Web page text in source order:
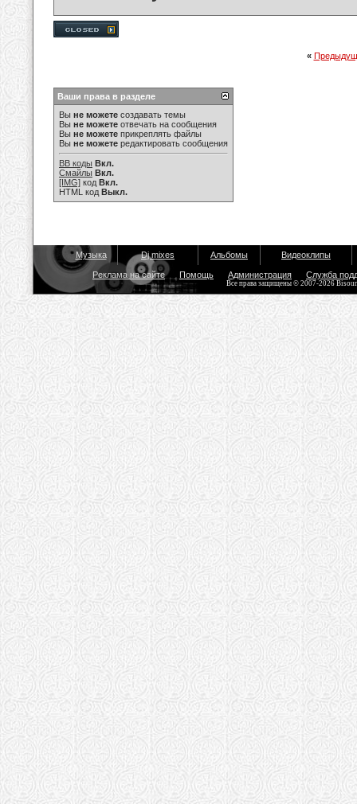
«
Ваши права в разделе
Вы не можете создавать темы
Вы не можете отвечать на сообщения
Вы не можете прикреплять файлы
Вы не можете редактировать сообщения
BB коды Вкл.
Смайлы Вкл.
[IMG] код Вкл.
HTML код Выкл.
Музыка Dj mixes Альбомы Видеоклипы
Реклама на сайте Помощь Администрация Служба
Все права защищены © 2007-2026